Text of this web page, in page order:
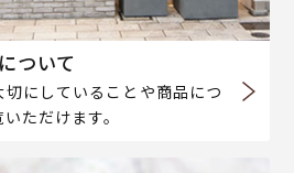
ついて
にしていることや商品につ
ただけます。